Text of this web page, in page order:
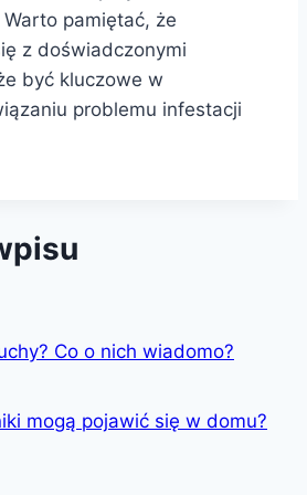
pamiętać, że
z doświadczonymi
być kluczowe w
problemu infestacji
Co o nich wiadomo?
mogą pojawić się w domu?